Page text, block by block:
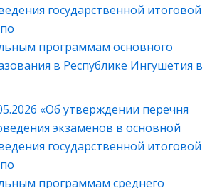
государственной итоговой
программам основного
в Республике Ингушетия в
«Об утверждении перечня
экзаменов в основной
государственной итоговой
программам среднего